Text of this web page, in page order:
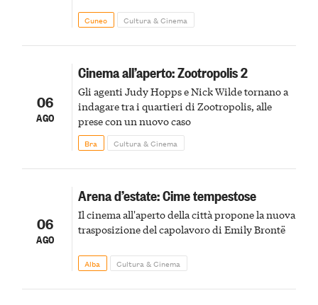
Cuneo Cultura & Cinema
06
AGO
Cinema all’aperto: Zootropolis 2
Gli agenti Judy Hopps e Nick Wilde tornano a
indagare tra i quartieri di Zootropolis, alle
prese con un nuovo caso
Bra Cultura & Cinema
06
AGO
Arena d’estate: Cime tempestose
Il cinema all'aperto della città propone la nuova
trasposizione del capolavoro di Emily Brontë
Alba Cultura & Cinema